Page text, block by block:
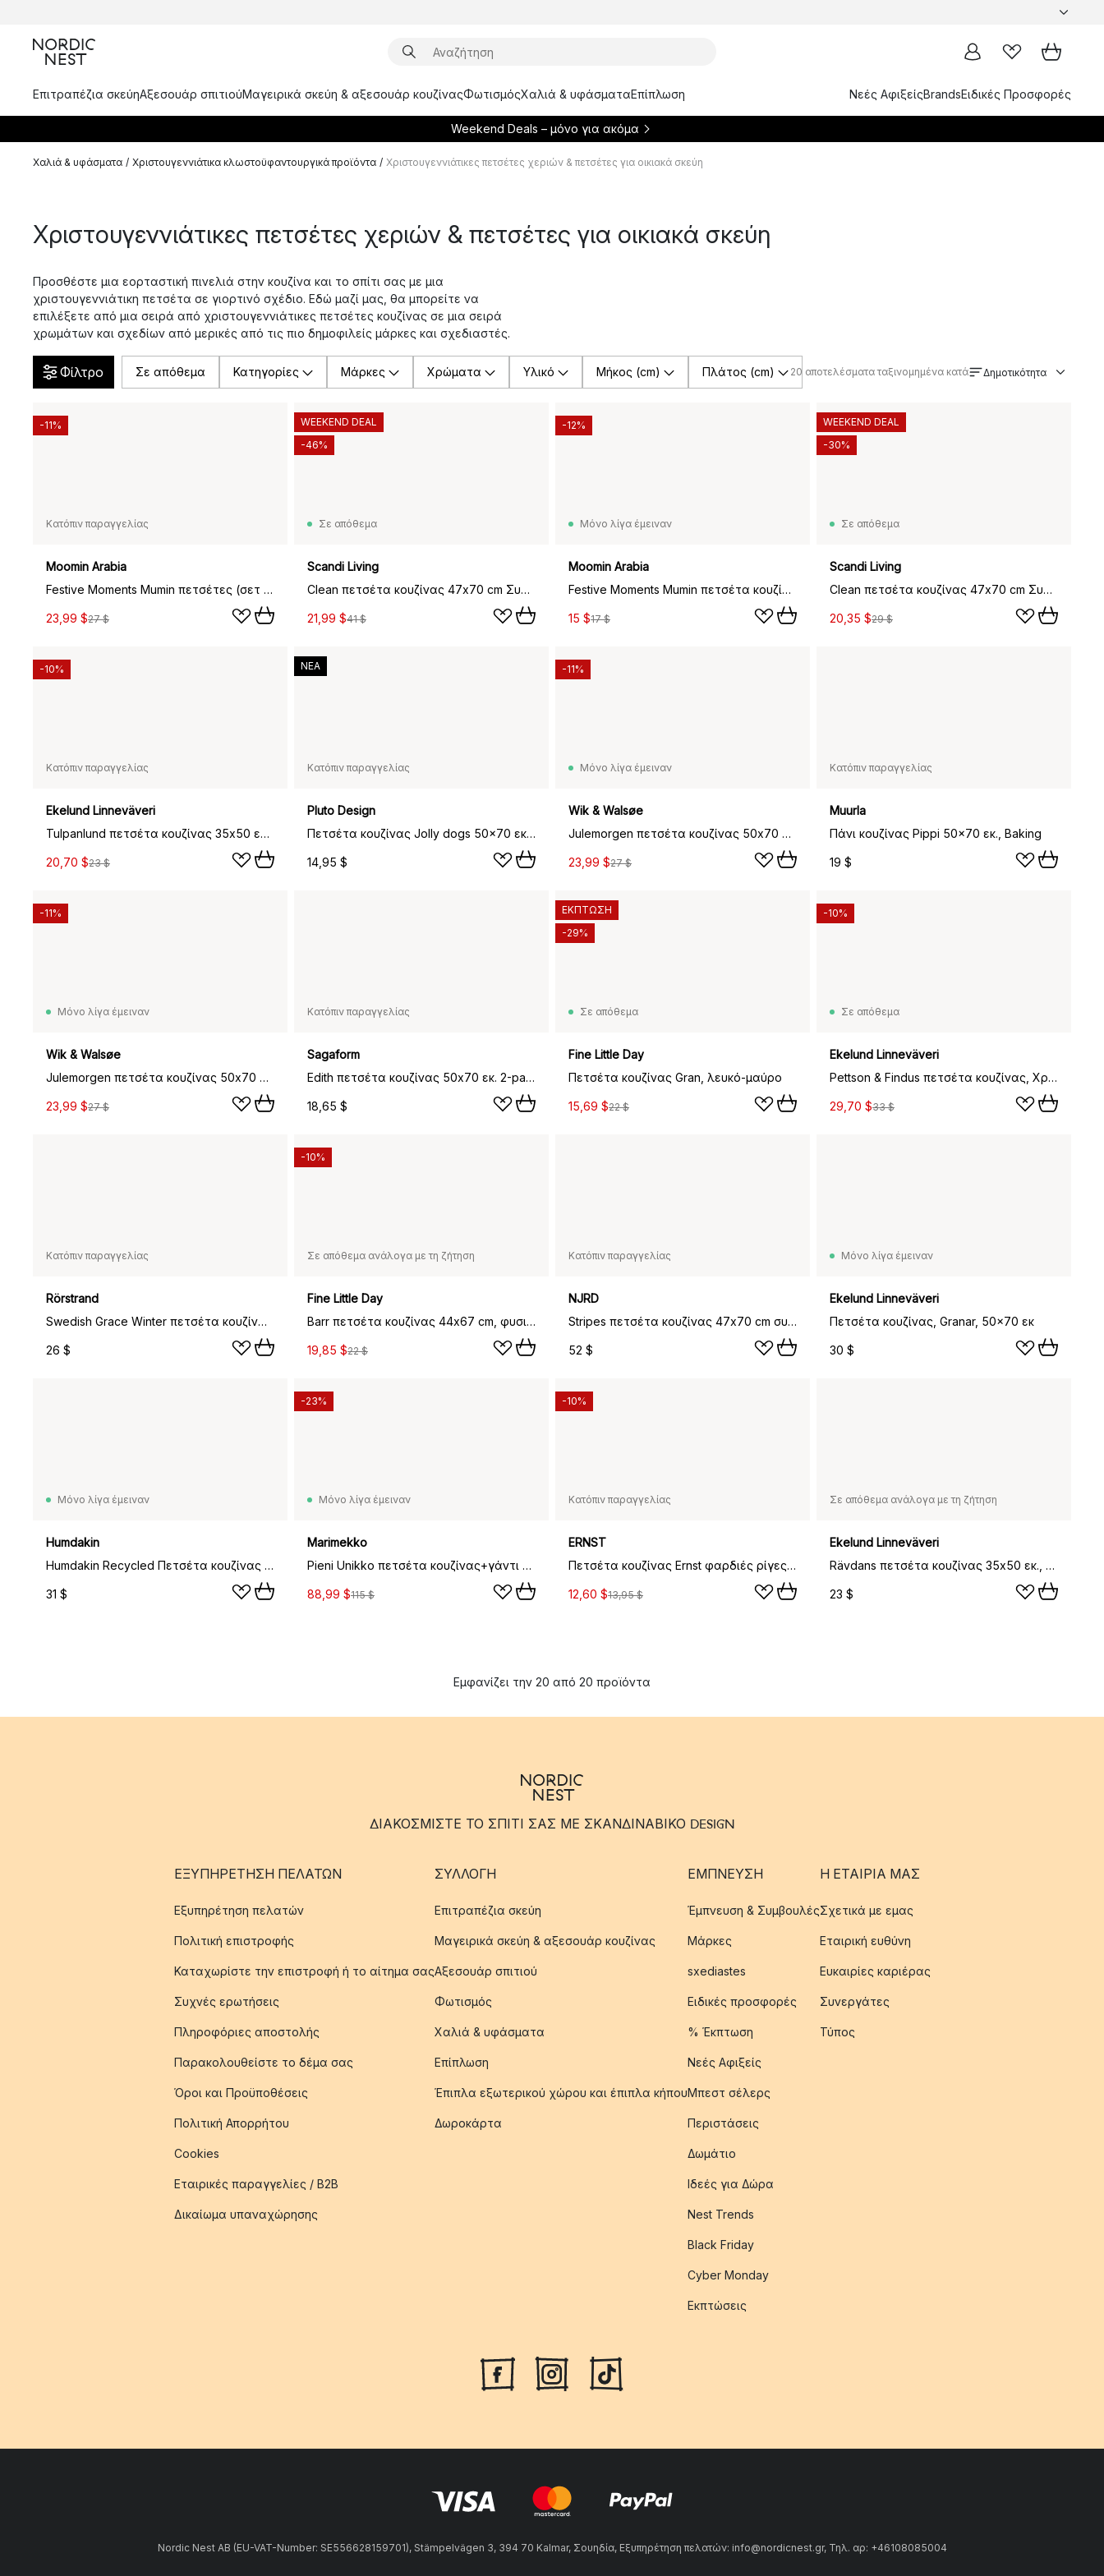
Επιτραπέζια σκεύηΑξεσουάρ σπιτιούΜαγειρικά σκεύη & αξεσουάρ κουζίναςΦωτισμόςΧαλιά & υφάσματαΕπίπλωση Νεές ΑφιξείςBrandsΕιδικές Προσφορές
Weekend Deals – μόνο για ακόμα
Χαλιά & υφάσματα / Χριστουγεννιάτικα κλωστοϋφαντουργικά προϊόντα / Χριστουγεννιάτικες πετσέτες χεριών & πετσέτες για οικιακά σκεύη
Χριστουγεννιάτικες πετσέτες χεριών & πετσέτες για οικιακά σκεύη
Προσθέστε μια εορταστική πινελιά στην κουζίνα και το σπίτι σας με μια
χριστουγεννιάτικη πετσέτα σε γιορτινό σχέδιο. Εδώ μαζί μας, θα μπορείτε να
επιλέξετε από μια σειρά από χριστουγεννιάτικες πετσέτες κουζίνας σε μια σειρά
χρωμάτων και σχεδίων από μερικές από τις πιο δημοφιλείς μάρκες και σχεδιαστές.
Φίλτρο Σε απόθεμα Κατηγορίες Μάρκες Χρώματα Υλικό Μήκος (cm) Πλάτος (cm) 20 αποτελέσματα ταξινομημένα κατά Δημοτικότητα
Κατόπιν παραγγελίας
Moomin Arabia
Festive Moments Mumin πετσέτες (σετ 2 τεμαχίων), 30x50 εκ.
23,99 $27 $
-11%
Σε απόθεμα
Scandi Living
Clean πετσέτα κουζίνας 47x70 cm Συσκευασία 2 τεμαχίων, Λευκό
21,99 $41 $
WEEKEND DEAL
-46%
Μόνο λίγα έμειναν
Moomin Arabia
Festive Moments Mumin πετσέτα κουζίνας, 50x70 εκ.
15 $17 $
-12%
Σε απόθεμα
Scandi Living
Clean πετσέτα κουζίνας 47x70 cm Συσκευασία 2 τεμαχίων, Κόκκινο
20,35 $29 $
WEEKEND DEAL
-30%
Κατόπιν παραγγελίας
Ekelund Linneväveri
Tulpanlund πετσέτα κουζίνας 35x50 εκ, Multi
20,70 $23 $
-10%
Κατόπιν παραγγελίας
Pluto Design
Πετσέτα κουζίνας Jolly dogs 50x70 εκ. , Κόκκινο-γκρι
14,95 $
ΝΕΑ
Μόνο λίγα έμειναν
Wik & Walsøe
Julemorgen πετσέτα κουζίνας 50x70 εκ., Πράσινο
23,99 $27 $
-11%
Κατόπιν παραγγελίας
Muurla
Πάνι κουζίνας Pippi 50x70 εκ., Baking
19 $
Μόνο λίγα έμειναν
Wik & Walsøe
Julemorgen πετσέτα κουζίνας 50x70 εκ., Λευκό-πράσινο
23,99 $27 $
-11%
Κατόπιν παραγγελίας
Sagaform
Edith πετσέτα κουζίνας 50x70 εκ. 2-pack, Μπορντό
18,65 $
Σε απόθεμα
Fine Little Day
Πετσέτα κουζίνας Gran, λευκό-μαύρο
15,69 $22 $
ΕΚΠΤΩΣΗ
-29%
Σε απόθεμα
Ekelund Linneväveri
Pettson & Findus πετσέτα κουζίνας, Χριστουγεννιάτικη διακόσμηση
29,70 $33 $
-10%
Κατόπιν παραγγελίας
Rörstrand
Swedish Grace Winter πετσέτα κουζίνας , 47x70 cm
26 $
Σε απόθεμα ανάλογα με τη ζήτηση
Fine Little Day
Barr πετσέτα κουζίνας 44x67 cm, φυσικό-μαύρο
19,85 $22 $
-10%
Κατόπιν παραγγελίας
NJRD
Stripes πετσέτα κουζίνας 47x70 cm συσκευασία 2 τεμαχίων, Κόκκινο
52 $
Μόνο λίγα έμειναν
Ekelund Linneväveri
Πετσέτα κουζίνας, Granar, 50x70 εκ
30 $
Μόνο λίγα έμειναν
Humdakin
Humdakin Recycled Πετσέτα κουζίνας 45x70 εκ, συσκευασία 2 τεμαχίων, μπεζ candy
31 $
Μόνο λίγα έμειναν
Marimekko
Pieni Unikko πετσέτα κουζίνας+γάντι φούρνου 4 τεμάχια, Cotton-dark cherry-rose
88,99 $115 $
-23%
Κατόπιν παραγγελίας
ERNST
Πετσέτα κουζίνας Ernst φαρδιές ρίγες 47x70 εκ., Κόκκινο-λευκό
12,60 $13,95 $
-10%
Σε απόθεμα ανάλογα με τη ζήτηση
Ekelund Linneväveri
Rävdans πετσέτα κουζίνας 35x50 εκ., Multi
23 $
Εμφανίζει την 20 από 20 προϊόντα
ΔΙΑΚΟΣΜΙΣΤΕ ΤΟ ΣΠΙΤΙ ΣΑΣ ΜΕ ΣΚΑΝΔΙΝΑΒΙΚΟ DESIGN
ΕΞΥΠΗΡΈΤΗΣΗ ΠΕΛΑΤΏΝ
Εξυπηρέτηση πελατών
Πολιτική επιστροφής
Καταχωρίστε την επιστροφή ή το αίτημα σας
Συχνές ερωτήσεις
Πληροφόριες αποστολής
Παρακολουθείστε το δέμα σας
Όροι και Προϋποθέσεις
Πολιτική Απορρήτου
Cookies
Εταιρικές παραγγελίες / B2B
Δικαίωμα υπαναχώρησης
ΣΥΛΛΟΓΉ
Επιτραπέζια σκεύη
Μαγειρικά σκεύη & αξεσουάρ κουζίνας
Αξεσουάρ σπιτιού
Φωτισμός
Χαλιά & υφάσματα
Επίπλωση
Έπιπλα εξωτερικού χώρου και έπιπλα κήπου
Δωροκάρτα
ΈΜΠΝΕΥΣΗ
Έμπνευση & Συμβουλές
Μάρκες
sxediastes
Ειδικές προσφορές
% Έκπτωση
Νεές Αφιξείς
Μπεστ σέλερς
Περιστάσεις
Δωμάτιο
Ιδεές για Δώρα
Nest Trends
Black Friday
Cyber Monday
Εκπτώσεις
Η ΕΤΑΊΡΙΑ ΜΑΣ
Σχετικά με εμας
Εταιρική ευθύνη
Ευκαιρίες καριέρας
Συνεργάτες
Τύπος
Nordic Nest AB (EU-VAT-Number: SE556628159701), Stämpelvägen 3, 394 70 Kalmar, Σουηδία, Εξυπηρέτηση πελατών: info@nordicnest.gr, Τηλ. αρ: +46108085004